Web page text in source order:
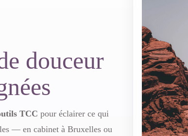
douceur
TCC pour éclairer ce qui
— en cabinet à Bruxelles ou